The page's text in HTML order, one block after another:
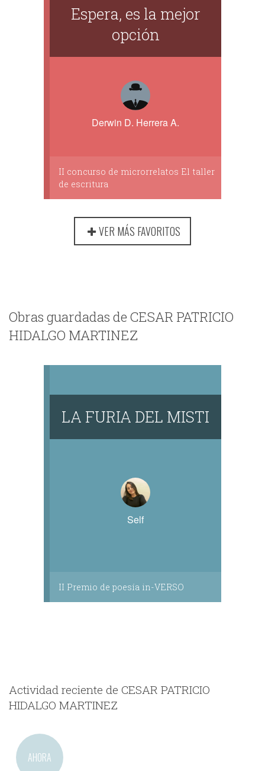
Espera, es la mejor
opción
Derwin D. Herrera A.
II concurso de microrrelatos El taller
de escritura
VER MÁS FAVORITOS
Obras guardadas de CESAR PATRICIO
HIDALGO MARTINEZ
LA FURIA DEL MISTI
Self
II Premio de poesía in-VERSO
Actividad reciente de CESAR PATRICIO
HIDALGO MARTINEZ
AHORA